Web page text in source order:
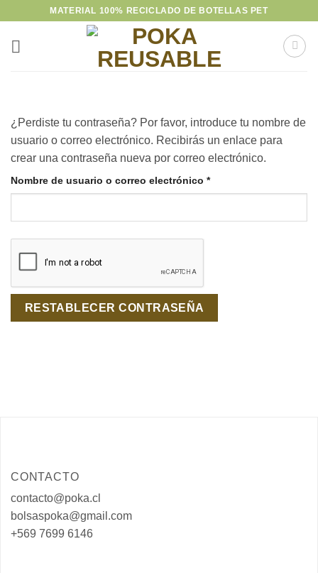
contenido
MATERIAL 100% RECICLADO DE BOTELLAS PET
¿Perdiste tu contraseña? Por favor, introduce tu nombre de
usuario o correo electrónico. Recibirás un enlace para
crear una contraseña nueva por correo electrónico.
Nombre de usuario o correo electrónico *Obligatorio
RESTABLECER CONTRASEÑA
CONTACTO
contacto@poka.cl
bolsaspoka@gmail.com
+569 7699 6146